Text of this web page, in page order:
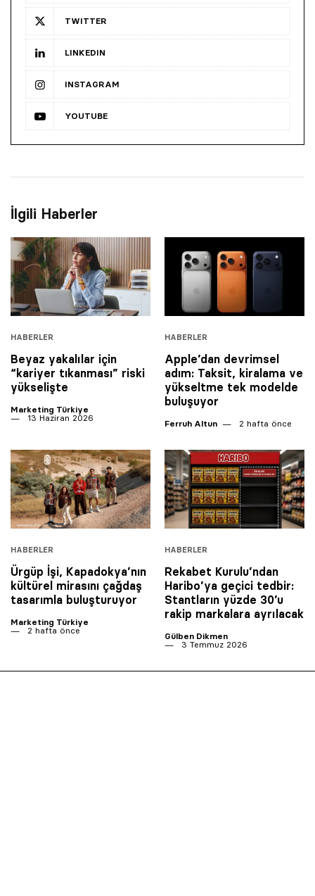
TWITTER
LINKEDIN
INSTAGRAM
YOUTUBE
İlgili Haberler
HABERLER
Beyaz yakalılar için
“kariyer tıkanması” riski
yükselişte
Marketing Türkiye
13 Haziran 2026
HABERLER
Apple’dan devrimsel
adım: Taksit, kiralama ve
yükseltme tek modelde
buluşuyor
Ferruh Altun 2 hafta önce
HABERLER
Ürgüp İşi, Kapadokya’nın
kültürel mirasını çağdaş
tasarımla buluşturuyor
Marketing Türkiye
2 hafta önce
HABERLER
Rekabet Kurulu’ndan
Haribo’ya geçici tedbir:
Stantların yüzde 30’u
rakip markalara ayrılacak
Gülben Dikmen
3 Temmuz 2026